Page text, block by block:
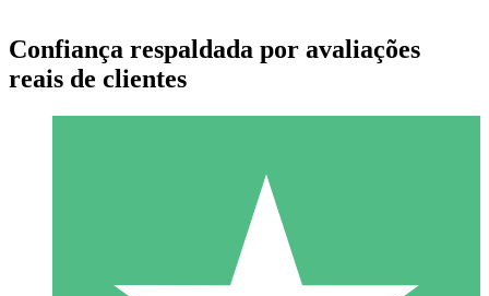
Pacotes de Créditos Individuais
Pague conforme o uso com créditos de download. Sem
Confiança respaldada por avaliações
reais de clientes